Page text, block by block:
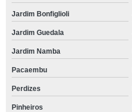
Jardim Bonfiglioli
Jardim Guedala
Jardim Namba
Pacaembu
Perdizes
Pinheiros